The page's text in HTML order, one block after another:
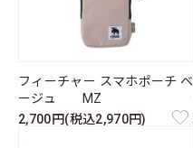
フィーチャー スマホポーチ ベ
ージュ MZ
2,700円(税込2,970円)